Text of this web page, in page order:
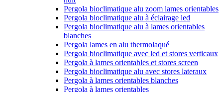
Pergola bioclimatique alu zoom lames orientables
Pergola bioclimatique alu à éclairage led
Pergola bioclimatique alu à lames orientables
blanches
Pergola lames en alu thermolaqué
Pergola bioclimatique avec led et stores verticaux
Pergola à lames orientables et stores screen
Pergola bioclimatique alu avec stores lateraux
Pergola à lames orientables blanches
Pergola à lames orientables